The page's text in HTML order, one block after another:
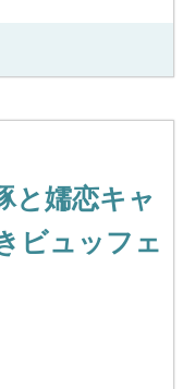
と嬬恋キャ
ビュッフェ